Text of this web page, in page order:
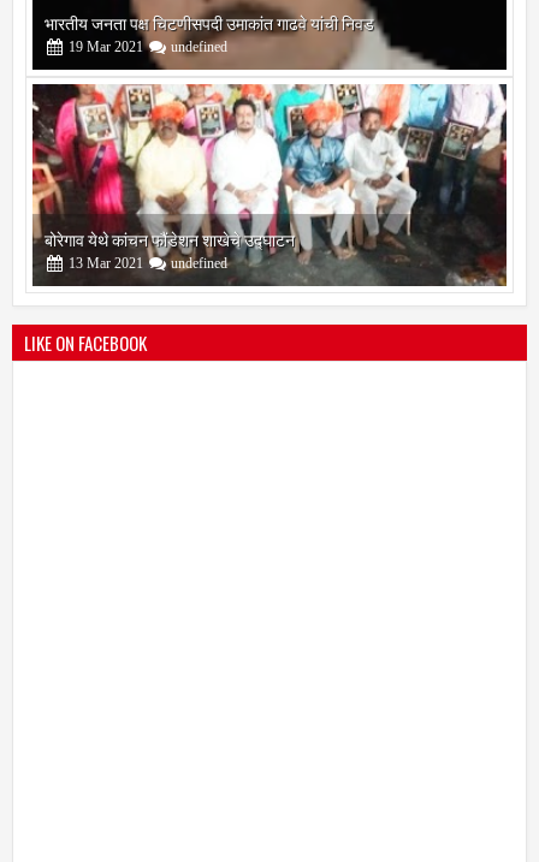
बोरेगाव येथे कांचन फौंडेशन शाखेचे उद्घाटन
13 Mar 2021 undefined
सोलापूर जिल्हा वृत्तपत्र लेखकमंच कडून वार्षिक पत्रलेखन स्पर्धेचे आयोजन
09 Feb 2021 undefined
LIKE ON FACEBOOK